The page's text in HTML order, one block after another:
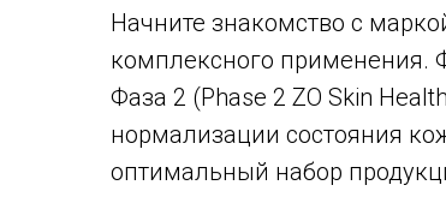
Начните знакомство с
комплексного применения.
Фаза 2 (Phase 2 ZO Skin
нормализации состояния
оптимальный набор